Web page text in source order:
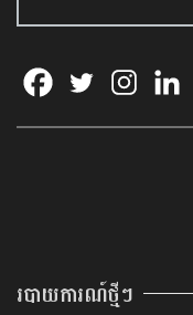
របាយការណ៍ថ្មីៗ